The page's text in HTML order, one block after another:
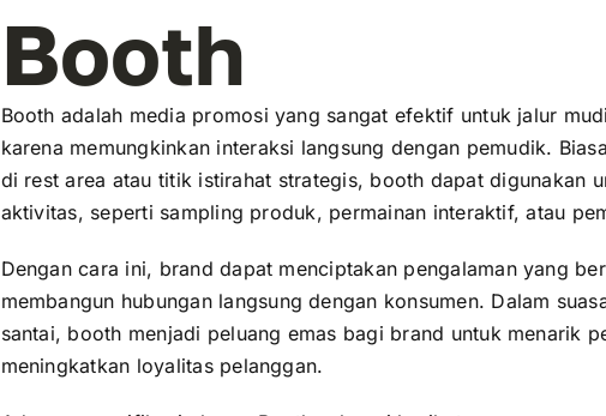
Booth
Booth adalah media promosi yang sangat efektif untuk jalur
karena memungkinkan interaksi langsung dengan pemudik.
di rest area atau titik istirahat strategis, booth dapat digunakan
aktivitas, seperti sampling produk, permainan interaktif, atau
Dengan cara ini, brand dapat menciptakan pengalaman yang
membangun hubungan langsung dengan konsumen. Dalam
santai, booth menjadi peluang emas bagi brand untuk menarik
meningkatkan loyalitas pelanggan.